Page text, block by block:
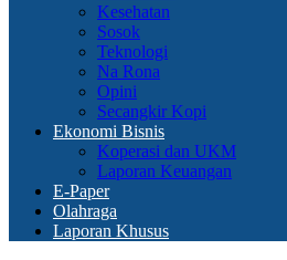
Kesehatan
Sosok
Teknologi
Na Rona
Opini
Secangkir Kopi
Ekonomi Bisnis
Koperasi dan UKM
Laporan Keuangan
E-Paper
Olahraga
Laporan Khusus